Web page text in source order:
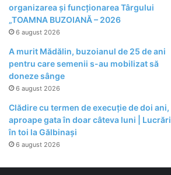
organizarea şi funcţionarea Târgului
„TOAMNA BUZOIANĂ – 2026
6 august 2026
A murit Mădălin, buzoianul de 25 de ani
pentru care semenii s-au mobilizat să
doneze sânge
6 august 2026
Clădire cu termen de execuție de doi ani,
aproape gata în doar câteva luni | Lucrări
în toi la Gălbinași
6 august 2026